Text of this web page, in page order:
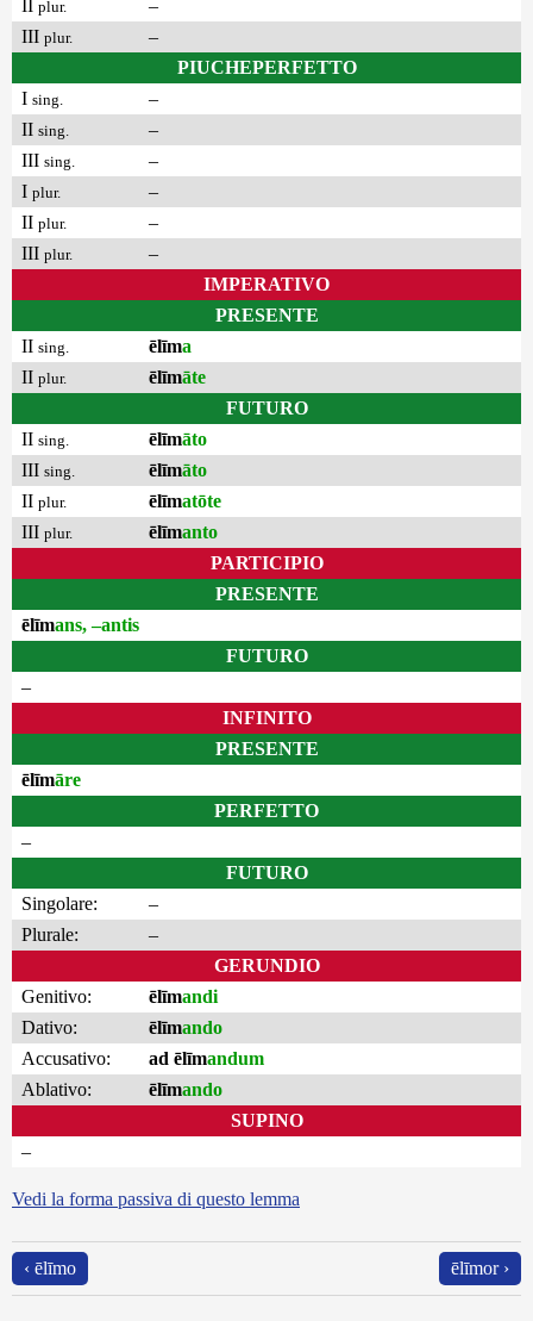
plur.
–
III plur.
–
PIUCHEPERFETTO
I sing.
–
II sing.
–
III sing.
–
I plur.
–
II plur.
–
III plur.
–
IMPERATIVO
PRESENTE
II sing. ēlīma
II plur. ēlīmāte
FUTURO
II sing. ēlīmāto
III sing. ēlīmāto
II plur. ēlīmatōte
III plur. ēlīmanto
PARTICIPIO
PRESENTE
ēlīmans, –antis
FUTURO
–
INFINITO
PRESENTE
ēlīmāre
PERFETTO
–
FUTURO
Singolare:
–
Plurale:
–
GERUNDIO
Genitivo:
ēlīmandi
Dativo:
ēlīmando
Accusativo:
ad ēlīmandum
Ablativo:
ēlīmando
SUPINO
–
Vedi la forma passiva di questo lemma
‹ ēlīmo ēlīmor ›